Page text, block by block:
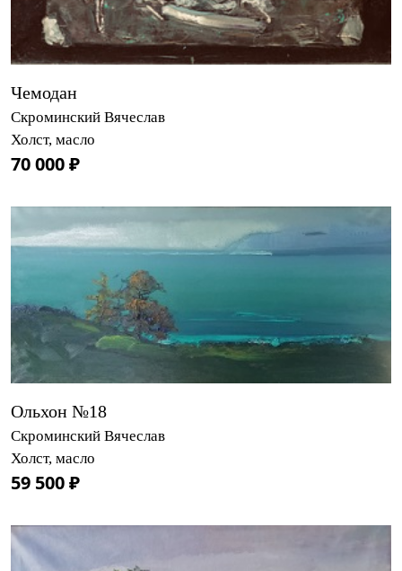
Чемодан
Скроминский Вячеслав
Холст, масло
70 000 ₽
Ольхон №18
Скроминский Вячеслав
Холст, масло
59 500 ₽